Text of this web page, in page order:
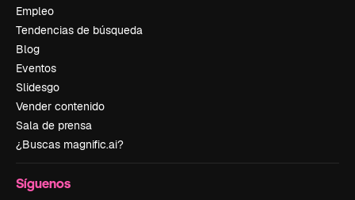
Empleo
Tendencias de búsqueda
Blog
Eventos
Slidesgo
Vender contenido
Sala de prensa
¿Buscas magnific.ai?
Síguenos